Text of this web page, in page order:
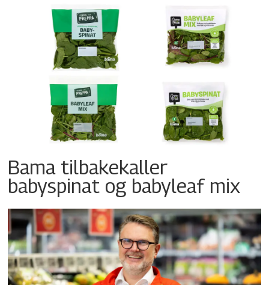
Bama tilbakekaller
babyspinat og babyleaf mix